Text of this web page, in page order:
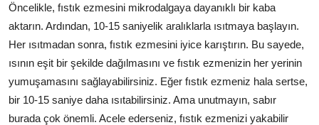
Öncelikle, fıstık ezmesini mikrodalgaya dayanıklı bir kaba
aktarın. Ardından, 10-15 saniyelik aralıklarla ısıtmaya başlayın.
Her ısıtmadan sonra, fıstık ezmesini iyice karıştırın. Bu sayede,
ısının eşit bir şekilde dağılmasını ve fıstık ezmenizin her yerinin
yumuşamasını sağlayabilirsiniz. Eğer fıstık ezmeniz hala sertse,
bir 10-15 saniye daha ısıtabilirsiniz. Ama unutmayın, sabır
burada çok önemli. Acele ederseniz, fıstık ezmenizi yakabilir